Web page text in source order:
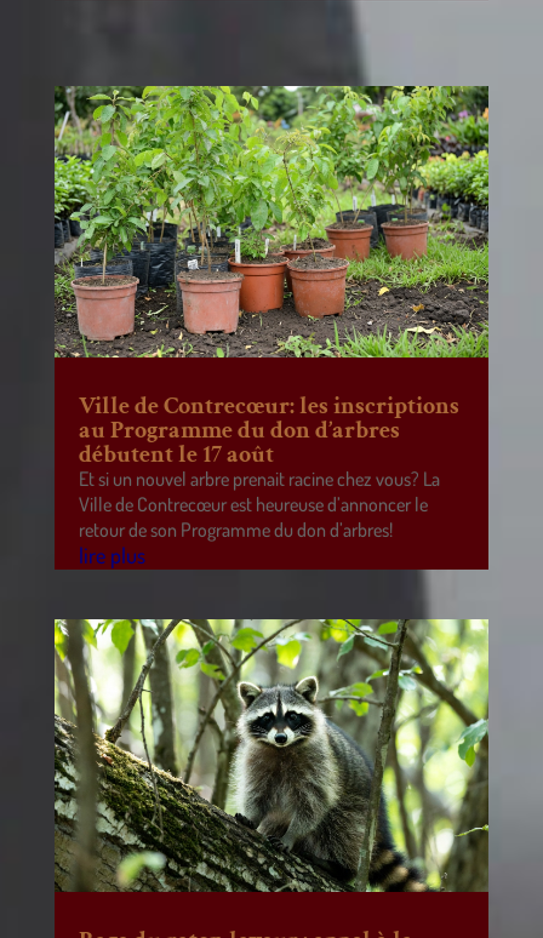
Ville de Contrecœur: les inscriptions
au Programme du don d’arbres
débutent le 17 août
Et si un nouvel arbre prenait racine chez vous? La
Ville de Contrecœur est heureuse d’annoncer le
retour de son Programme du don d’arbres!
lire plus